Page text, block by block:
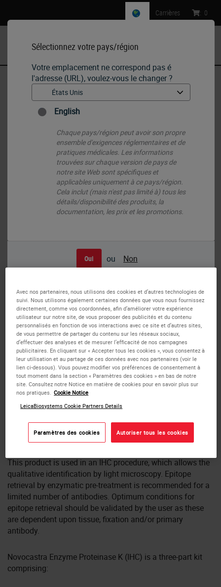
Sélectionnez votre pays/région
Votre emplacement ne correspond pas é
l'adresse (URL), voulez-vous le changer ?
English
Chaque pays/région peut avoir son propre
ensemble d'exigences réglementaires et de
pratiques médicales. Les informations
trouvées sur chaque version de pays de
notre site Web sont spécifiques et
applicables uniquement à ce pays/région.
Cela inclut (mais n'est pas limité à) tous les
détails/disponibilité des produits, la
documentation, les prix et les promotions.
Oui ou Non
Carrières : 0
IHC & ISH • Ancillaries & Consumables
Enzyme Proteinase K (IHC) Kit
Enzyme Proteinase K (IHC) Kit
Novocastra Enzyme Proteinase K (IHC), RE7160-K, is
intended for the enzymatic pre-treatment of formalin-fixed,
paraffin-embedded tissue sections prior to incubation with
a primary antibody in an immunohistochemical (IHC)
procedure.
This product can be used for epitope retrieval with
Novocastra antibodies for which trypsin is recommended, a
known exception to this is NCL-CYCLIN D1-GM. This two-
part kit comprises 0.75 mL of Enzyme Proteinase K
Concentrate, RE7126, and 100 mL of Enzyme Proteinase K
Buffer, RE7127, sufficient to produce 100 mL of working
strength enzyme solution.
This product is used in an IHC procedure, which allows the
qualitative identification by light microscopy. Epitope
retrieval by enzymatic pre-treatment is recommended for a
limited number of antibodies. Optimum conditions for
epitope retrieval should be validated by the user as these
are dependent upon tissue, fixation and/or primary
antibody.
Novocastra Enzyme Proteinase K (IHC) is a three-part kit
comprising:
Avec nos partenaires, nous utilisons des cookies et d’autres technologies de
suivi. Nous utilisons également certaines données que vous nous fournissez
directement, comme vos coordonnées, afin d’améliorer votre expérience
utilisateur sur notre site, de vous proposer des publicités et du contenu
personnalisés en fonction de vos interactions avec ce site et d’autres sites,
de vous permettre de partager du contenu sur les réseaux sociaux,
d’effectuer des analyses et de mesurer l’efficacité de nos campagnes
publicitaires. En cliquant sur « Accepter tous les cookies », vous consentez à
leur utilisation et au partage de ces données avec nos partenaires (voir le
lien ci-dessous). Vous pouvez modifier vos préférences de consentement à
tout moment dans la section « Paramètres des cookies » en bas de notre
site. Consultez notre Notice en matière de cookies pour en savoir plus sur
nos pratiques.
Cookie Notice
LeicaBiosystems Cookie Partners Details
Paramètres des cookies Autoriser tous les cookies